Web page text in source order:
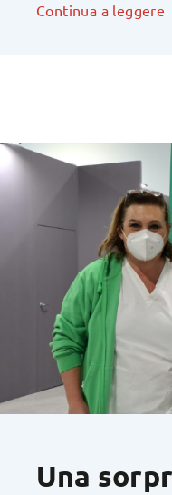
Continua a leggere
Una